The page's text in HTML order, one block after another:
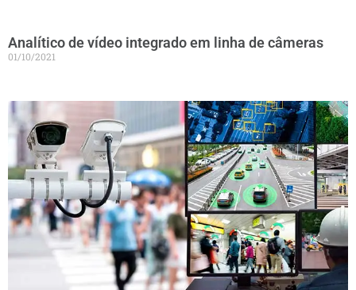
Analítico de vídeo integrado em linha de câmeras
01/10/2021